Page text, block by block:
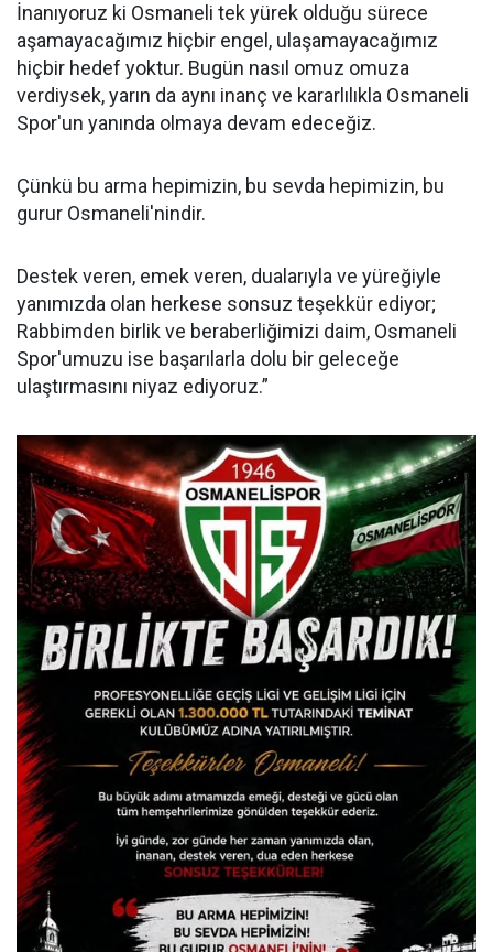
İnanıyoruz ki Osmaneli tek yürek olduğu sürece
aşamayacağımız hiçbir engel, ulaşamayacağımız
hiçbir hedef yoktur. Bugün nasıl omuz omuza
verdiysek, yarın da aynı inanç ve kararlılıkla Osmaneli
Spor'un yanında olmaya devam edeceğiz.
Çünkü bu arma hepimizin, bu sevda hepimizin, bu
gurur Osmaneli'nindir.
Destek veren, emek veren, dualarıyla ve yüreğiyle
yanımızda olan herkese sonsuz teşekkür ediyor;
Rabbimden birlik ve beraberliğimizi daim, Osmaneli
Spor'umuzu ise başarılarla dolu bir geleceğe
ulaştırmasını niyaz ediyoruz.”